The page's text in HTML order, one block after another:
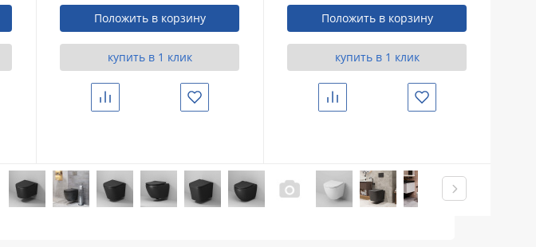
тонкой крышкой,
микролифт, смыв
торнадо
Положить в корзину
купить в 1 клик
Сравнить Избранное
торнадо, с тонкой
крышкой, микролифт
Положить в корзину
купить в 1 клик
Сравнить Избранное